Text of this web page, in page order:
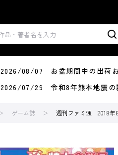
2026/08/07 お盆期間中の出荷お
2026/07/29 令和8年熊本地震の
ゲーム誌 週刊ファミ通 2018年